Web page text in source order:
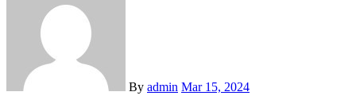
By admin Mar 15, 2024